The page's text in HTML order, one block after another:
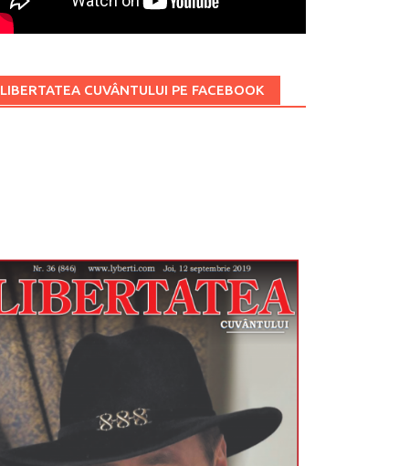
LIBERTATEA CUVÂNTULUI PE FACEBOOK